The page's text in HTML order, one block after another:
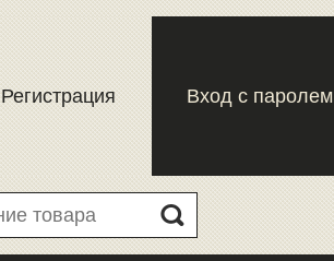
Регистрация Вход с паролем